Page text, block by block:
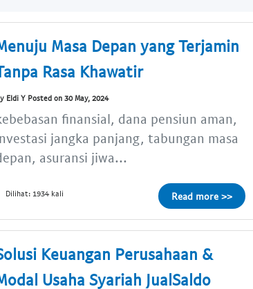
Masa Depan yang Terjamin
Rasa Khawatir
Eldi Y Posted on 30 May, 2024
finansial, dana pensiun aman,
jangka panjang, tabungan masa
asuransi jiwa...
Dilihat: 1934 kali Read more >>
Keuangan Perusahaan &
Usaha Syariah JualSaldo